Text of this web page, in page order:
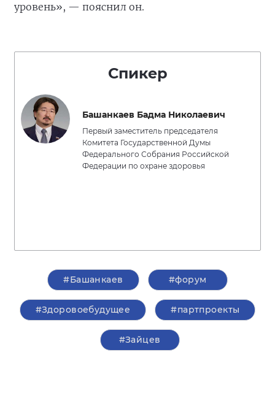
уровень», — пояснил он.
Спикер
Башанкаев Бадма Николаевич
Первый заместитель председателя
Комитета Государственной Думы
Федерального Собрания Российской
Федерации по охране здоровья
#Башанкаев #форум
#Здоровоебудущее #партпроекты
#Зайцев